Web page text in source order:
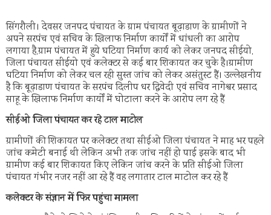
सिंगरौली। देवसर जनपद पंचायत के ग्राम पंचायत बूढ़ाडाण के ग्रामीणों ने
अपने सरपंच एवं सचिव के खिलाफ निर्माण कार्यों में धांधली का आरोप
लगाया है,ग्राम पंचायत में हुये घटिया निर्माण कार्य को लेकर जनपद सीईयो,
जिला पंचायत सीईयो एवं कलेक्टर से कई बार शिकायत कर चुके है।ग्रामीण
घटिया निर्माण को लेकर चल रही सुस्त जांच को लेकर असंतुस्ट हैं। उल्लेखनीय
है कि बूढ़ाडाण पंचायत के सरपंच दिलीप धर द्विवेदी एवं सचिव नागेश्वर प्रसाद
साहू के खिलाफ निर्माण कार्यों में घोटाला करने के आरोप लग रहे हैं
सीईओ जिला पंचायत कर रहे टाल माटोल
ग्रामीणों की शिकायत पर कलेक्टर तथा सीईओ जिला पंचायत ने माह भर पहले
जांच कमेटी बनाई थी लेकिन अभी तक जांच नहीं हो पाई इसके बाद भी
ग्रामीण कई बार शिकायत किए लेकिन जांच करने के प्रति सीईओ जिला
पंचायत गंभीर नजर नहीं आ रहे हैं वह लगातार टाल माटोल कर रहे हैं
कलेक्टर के संज्ञान में फिर पहुंचा मामला